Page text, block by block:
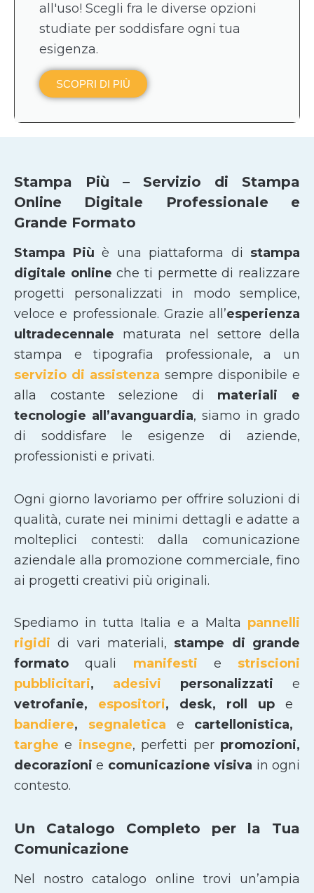
all'uso! Scegli fra le diverse opzioni
studiate per soddisfare ogni tua
esigenza.
SCOPRI DI PIÙ
Stampa Più – Servizio di Stampa
Online Digitale Professionale e
Grande Formato
Stampa Più è una piattaforma di stampa
digitale online che ti permette di realizzare
progetti personalizzati in modo semplice,
veloce e professionale. Grazie all’esperienza
ultradecennale maturata nel settore della
stampa e tipografia professionale, a un
servizio di assistenza sempre disponibile e
alla costante selezione di materiali e
tecnologie all’avanguardia, siamo in grado
di soddisfare le esigenze di aziende,
professionisti e privati.
Ogni giorno lavoriamo per offrire soluzioni di
qualità, curate nei minimi dettagli e adatte a
molteplici contesti: dalla comunicazione
aziendale alla promozione commerciale, fino
ai progetti creativi più originali.
Spediamo in tutta Italia e a Malta pannelli
rigididi vari materiali, stampe di grande
formatoquali manifesti e striscioni
pubblicitari, adesivi personalizzati e
vetrofanie, espositori, desk, roll up e
bandiere, segnaletica e cartellonistica,
targhee insegne, perfetti per promozioni,
decorazionie comunicazione visiva in ogni
contesto.
Un Catalogo Completo per la Tua
Comunicazione
Nel nostro catalogo online trovi un’ampia